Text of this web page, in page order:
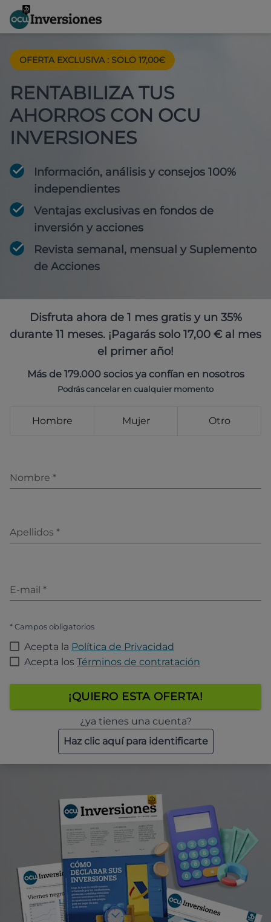
OFERTA EXCLUSIVA : SOLO 17,00€
RENTABILIZA TUS
AHORROS CON OCU
INVERSIONES
Información, análisis y consejos 100%
independientes
Ventajas exclusivas en fondos de
inversión y acciones
Revista semanal, mensual y Suplemento
de Acciones
Disfruta ahora de 1 mes gratis y un 35%
durante 11 meses. ¡Pagarás solo 17,00 € al mes
el primer año!
Más de 179.000 socios ya confían en nosotros
Podrás cancelar en cualquier momento
Hombre Mujer Otro
Nombre *
Apellidos *
E-mail *
* Campos obligatorios
Acepta la Política de Privacidad
Acepta los Términos de contratación
¡QUIERO ESTA OFERTA!
¿ya tienes una cuenta?
Haz clic aquí para identificarte